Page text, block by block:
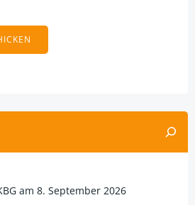
am 8. September 2026